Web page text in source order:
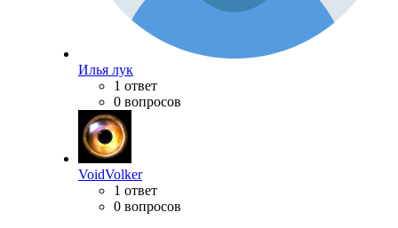
Илья лук
1 ответ
0 вопросов
VoidVolker
1 ответ
0 вопросов